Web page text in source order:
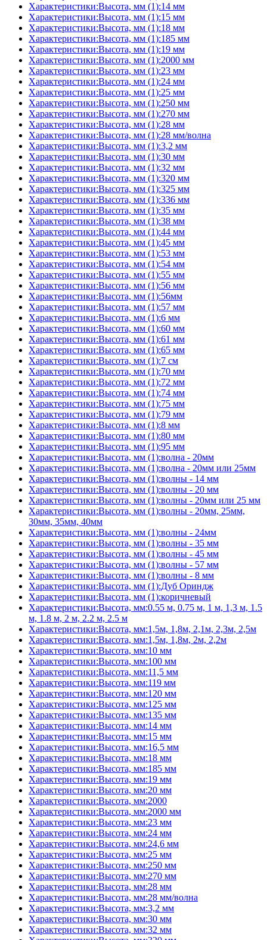
Характеристики:Высота, мм (1):14 мм
Характеристики:Высота, мм (1):15 мм
Характеристики:Высота, мм (1):18 мм
Характеристики:Высота, мм (1):185 мм
Характеристики:Высота, мм (1):19 мм
Характеристики:Высота, мм (1):2000 мм
Характеристики:Высота, мм (1):23 мм
Характеристики:Высота, мм (1):24 мм
Характеристики:Высота, мм (1):25 мм
Характеристики:Высота, мм (1):250 мм
Характеристики:Высота, мм (1):270 мм
Характеристики:Высота, мм (1):28 мм
Характеристики:Высота, мм (1):28 мм/волна
Характеристики:Высота, мм (1):3,2 мм
Характеристики:Высота, мм (1):30 мм
Характеристики:Высота, мм (1):32 мм
Характеристики:Высота, мм (1):320 мм
Характеристики:Высота, мм (1):325 мм
Характеристики:Высота, мм (1):336 мм
Характеристики:Высота, мм (1):35 мм
Характеристики:Высота, мм (1):38 мм
Характеристики:Высота, мм (1):44 мм
Характеристики:Высота, мм (1):45 мм
Характеристики:Высота, мм (1):53 мм
Характеристики:Высота, мм (1):54 мм
Характеристики:Высота, мм (1):55 мм
Характеристики:Высота, мм (1):56 мм
Характеристики:Высота, мм (1):56мм
Характеристики:Высота, мм (1):57 мм
Характеристики:Высота, мм (1):6 мм
Характеристики:Высота, мм (1):60 мм
Характеристики:Высота, мм (1):61 мм
Характеристики:Высота, мм (1):65 мм
Характеристики:Высота, мм (1):7 см
Характеристики:Высота, мм (1):70 мм
Характеристики:Высота, мм (1):72 мм
Характеристики:Высота, мм (1):74 мм
Характеристики:Высота, мм (1):75 мм
Характеристики:Высота, мм (1):79 мм
Характеристики:Высота, мм (1):8 мм
Характеристики:Высота, мм (1):80 мм
Характеристики:Высота, мм (1):95 мм
Характеристики:Высота, мм (1):волна - 20мм
Характеристики:Высота, мм (1):волна - 20мм или 25мм
Характеристики:Высота, мм (1):волны - 14 мм
Характеристики:Высота, мм (1):волны - 20 мм
Характеристики:Высота, мм (1):волны - 20мм или 25 мм
Характеристики:Высота, мм (1):волны - 20мм, 25мм,
30мм, 35мм, 40мм
Характеристики:Высота, мм (1):волны - 24мм
Характеристики:Высота, мм (1):волны - 35 мм
Характеристики:Высота, мм (1):волны - 45 мм
Характеристики:Высота, мм (1):волны - 57 мм
Характеристики:Высота, мм (1):волны - 8 мм
Характеристики:Высота, мм (1):Дуб Ориндж
Характеристики:Высота, мм (1):коричневый
Характеристики:Высота, мм:0.55 м, 0.75 м, 1 м, 1,3 м, 1.5
м, 1.8 м, 2 м, 2.2 м, 2.5 м
Характеристики:Высота, мм:1,5м, 1,8м, 2,1м, 2,3м, 2,5м
Характеристики:Высота, мм:1,5м, 1,8м, 2м, 2,2м
Характеристики:Высота, мм:10 мм
Характеристики:Высота, мм:100 мм
Характеристики:Высота, мм:11,5 мм
Характеристики:Высота, мм:119 мм
Характеристики:Высота, мм:120 мм
Характеристики:Высота, мм:125 мм
Характеристики:Высота, мм:135 мм
Характеристики:Высота, мм:14 мм
Характеристики:Высота, мм:15 мм
Характеристики:Высота, мм:16,5 мм
Характеристики:Высота, мм:18 мм
Характеристики:Высота, мм:185 мм
Характеристики:Высота, мм:19 мм
Характеристики:Высота, мм:20 мм
Характеристики:Высота, мм:2000
Характеристики:Высота, мм:2000 мм
Характеристики:Высота, мм:23 мм
Характеристики:Высота, мм:24 мм
Характеристики:Высота, мм:24,6 мм
Характеристики:Высота, мм:25 мм
Характеристики:Высота, мм:250 мм
Характеристики:Высота, мм:270 мм
Характеристики:Высота, мм:28 мм
Характеристики:Высота, мм:28 мм/волна
Характеристики:Высота, мм:3,2 мм
Характеристики:Высота, мм:30 мм
Характеристики:Высота, мм:32 мм